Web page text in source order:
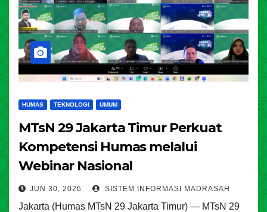
HUMAS TEKNOLOGI UMUM
MTsN 29 Jakarta Timur Perkuat
Kompetensi Humas melalui
Webinar Nasional
JUN 30, 2026 SISTEM INFORMASI MADRASAH
Jakarta (Humas MTsN 29 Jakarta Timur) — MTsN 29